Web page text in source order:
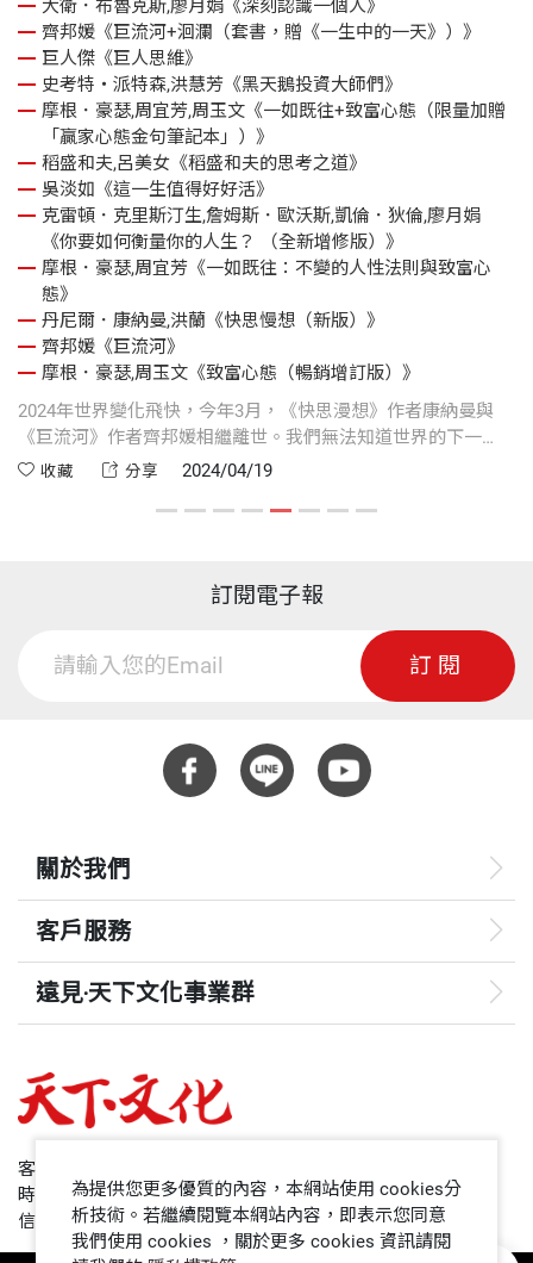
大衛．布魯克斯,廖月娟《深刻認識一個人》
齊邦媛《巨流河+洄瀾（套書，贈《一生中的一天》）》
巨人傑《巨人思維》
史考特・派特森,洪慧芳《黑天鵝投資大師們》
摩根．豪瑟,周宜芳,周玉文《一如既往+致富心態（限量加贈
「贏家心態金句筆記本」）》
稻盛和夫,呂美女《稻盛和夫的思考之道》
吳淡如《這一生值得好好活》
克雷頓．克里斯汀生,詹姆斯．歐沃斯,凱倫．狄倫,廖月娟
《你要如何衡量你的人生？ （全新增修版）》
摩根．豪瑟,周宜芳《一如既往：不變的人性法則與致富心
態》
丹尼爾．康納曼,洪蘭《快思慢想（新版）》
齊邦媛《巨流河》
摩根．豪瑟,周玉文《致富心態（暢銷增訂版）》
2024年世界變化飛快，今年3月，《快思漫想》作者康納曼與
《巨流河》作者齊邦媛相繼離世。我們無法知道世界的下一
步，但此時此刻我們可以拿起大師們所撰寫的作品，知曉在變
天，為您帶來十本好書：《深刻認識一個人》、《快思慢
盛和夫的思考之道》、《你要如何衡量你的人生？》在湍急的
收藏 分享 2024/04/19
訂閱電子報
訂閱
關於我們
客戶服務
遠見‧天下文化事業群
哈佛商業評論
領導影響力學院
客服專線：+886 2 2662-0012
時間：週一~週五9:00~12:30;13:30~17:00
信箱：service@cwgv.com.tw
為提供您更多優質的內容，本網站使用 cookies分
析技術。若繼續閱覽本網站內容，即表示您同意
我們使用 cookies ，關於更多 cookies 資訊請閱